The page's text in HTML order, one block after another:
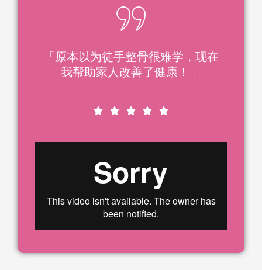
「原本以为徒手整骨很难学，现在
我帮助家人改善了健康！」